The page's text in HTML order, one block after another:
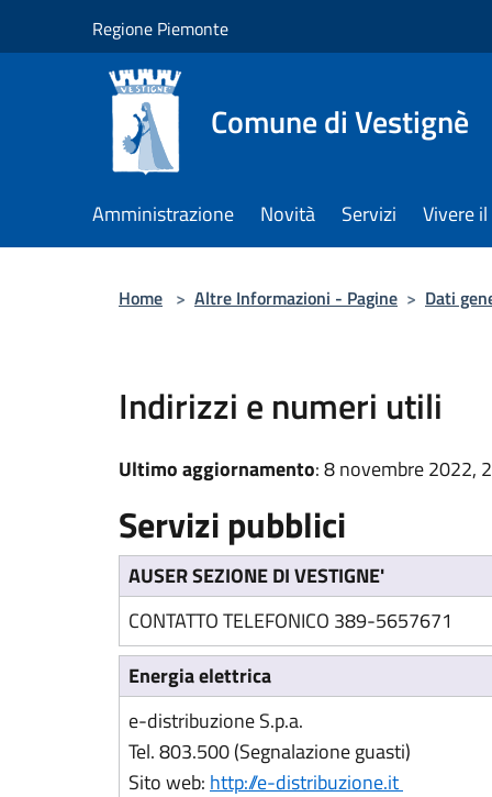
Regione Piemonte
Comune di Vestignè
Amministrazione Novità Servizi Vivere
Home > Altre Informazioni - Pagine > Dati
Indirizzi e numeri utili
Ultimo aggiornamento: 8 novembre 2022,
Servizi pubblici
AUSER SEZIONE DI VESTIGNE'
CONTATTO TELEFONICO 389-5657671
Energia elettrica
e-distribuzione S.p.a.
Tel. 803.500 (Segnalazione guasti)
Sito web: http://e-distribuzione.it